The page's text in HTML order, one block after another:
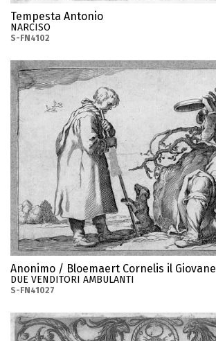
Tempesta Antonio
NARCISO
S-FN4102
Anonimo / Bloemaert Cornelis il Giovane
DUE VENDITORI AMBULANTI
S-FN41027